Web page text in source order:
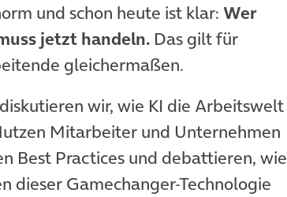
und schon heute ist klar: Wer
jetzt handeln. Das gilt für
gleichermaßen.
wir, wie KI die Arbeitswelt
Mitarbeiter und Unternehmen
Best Practices und debattieren, wie
dieser Gamechanger-Technologie